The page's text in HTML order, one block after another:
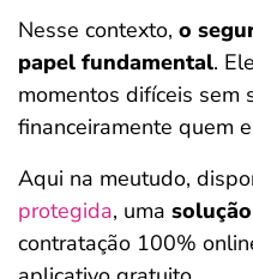
Nesse contexto, o
papel fundamental.
momentos difíceis sem
financeiramente quem
Aqui na meutudo,
protegida, uma
contratação 100%